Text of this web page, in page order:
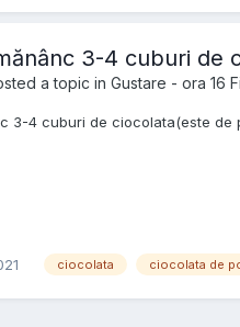
3-4 cuburi de
a topic in Gustare - ora 16
3-4 cuburi de ciocolata(este de
ciocolata ciocolata de